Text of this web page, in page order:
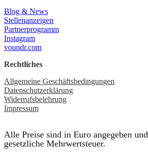
Blog & News
Stellenanzeigen
Partnerprogramm
Instagram
voundr.com
Rechtliches
Allgemeine Geschäftsbedingungen
Datenschutzerklärung
Widerrufsbelehrung
Impressum
Alle Preise sind in Euro angegeben
gesetzliche Mehrwertsteuer.